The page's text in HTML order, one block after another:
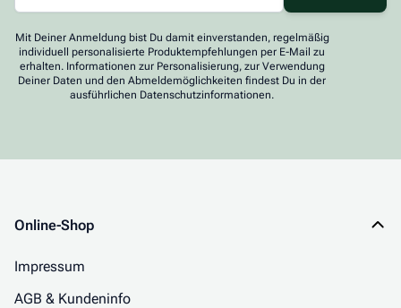
Mit Deiner Anmeldung bist Du damit einverstanden, regelmäßig
individuell personalisierte Produktempfehlungen per E-Mail zu
erhalten. Informationen zur Personalisierung, zur Verwendung
Deiner Daten und den Abmeldemöglichkeiten findest Du in der
ausführlichen Datenschutzinformationen.
Online-Shop
Impressum
AGB & Kundeninfo